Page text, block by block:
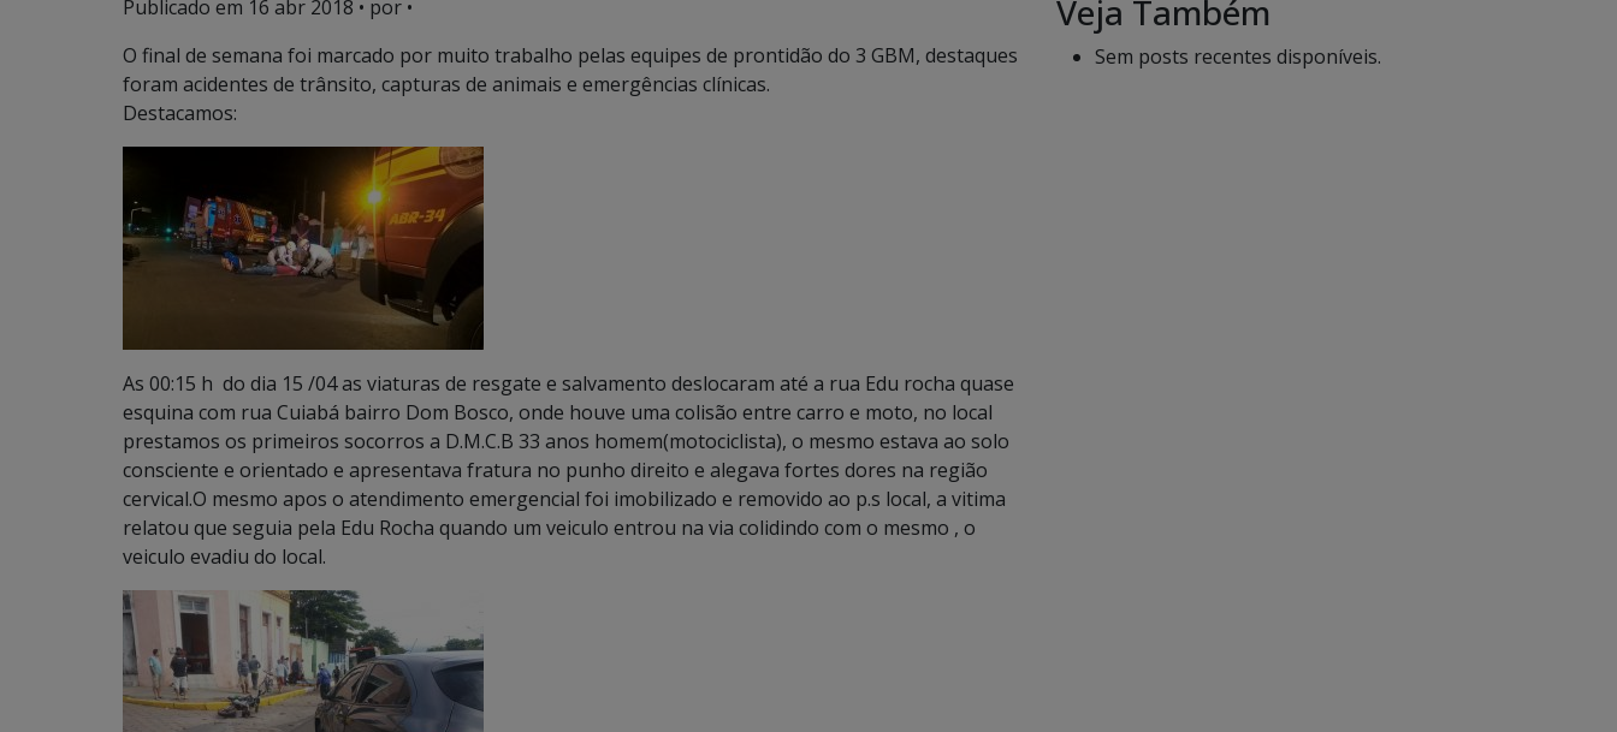
Publicado em 16 abr 2018 • por •
O final de semana foi marcado por muito trabalho pelas equipes de prontidão do 3 GBM, destaques
foram acidentes de trânsito, capturas de animais e emergências clínicas.
Destacamos:
As 00:15 h do dia 15 /04 as viaturas de resgate e salvamento deslocaram até a rua Edu rocha quase
esquina com rua Cuiabá bairro Dom Bosco, onde houve uma colisão entre carro e moto, no local
prestamos os primeiros socorros a D.M.C.B 33 anos homem(motociclista), o mesmo estava ao solo
consciente e orientado e apresentava fratura no punho direito e alegava fortes dores na região
cervical.O mesmo apos o atendimento emergencial foi imobilizado e removido ao p.s local, a vitima
relatou que seguia pela Edu Rocha quando um veiculo entrou na via colidindo com o mesmo , o
veiculo evadiu do local.
Veja Também
Sem posts recentes disponíveis.